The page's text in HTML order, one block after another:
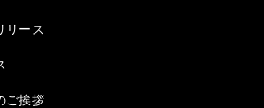
リース
ご挨拶